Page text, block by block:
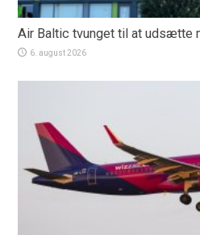
Air Baltic tvunget til at udsætte
6. august 2026